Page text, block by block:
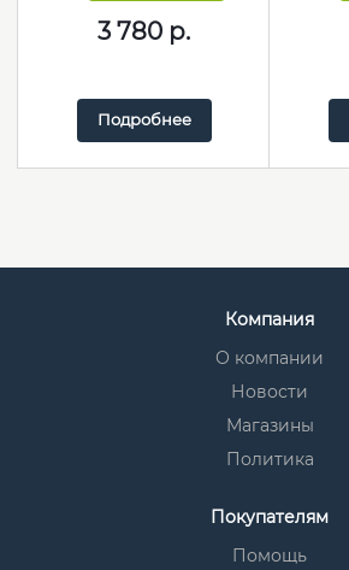
3 780 р.
Подробнее
Компания
О компании
Новости
Магазины
Политика
Покупателям
Помощь